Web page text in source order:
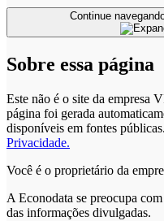
Sobre essa página
Este não é o site da
página foi gerada
disponíveis em fontes públicas.
Privacidade.
Você é o proprietário da
A Econodata se preocupa
das informações divulgadas.